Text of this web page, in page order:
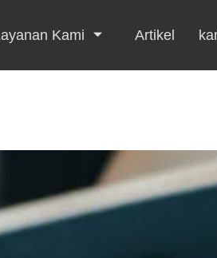
Kami Artikel